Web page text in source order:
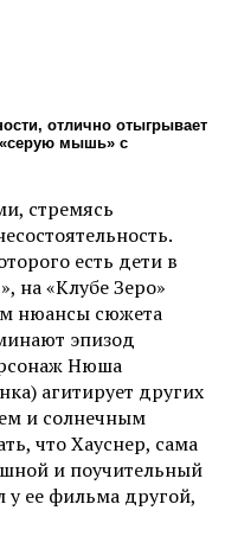
отлично отыгрывает
мышь» с
стремясь
есть дети в
на «Клубе Зеро»
нюансы сюжета
эпизод
Нюша
агитирует других
и солнечным
что Хауснер, сама
и поучительный
у ее фильма другой,